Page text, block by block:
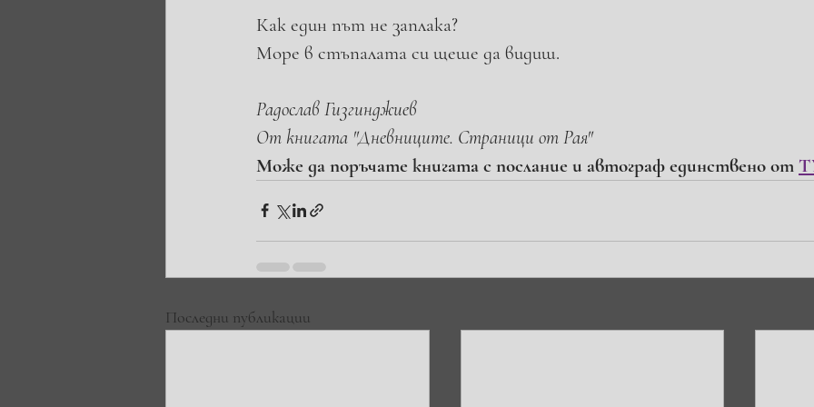
Как един път не заплака?
Море в стъпалата си щеше да видиш.
Радослав Гизгинджиев
От книгата "Дневниците. Страници от Рая"
Може да поръчате книгата с послание и автограф единствено от
Последни публикации